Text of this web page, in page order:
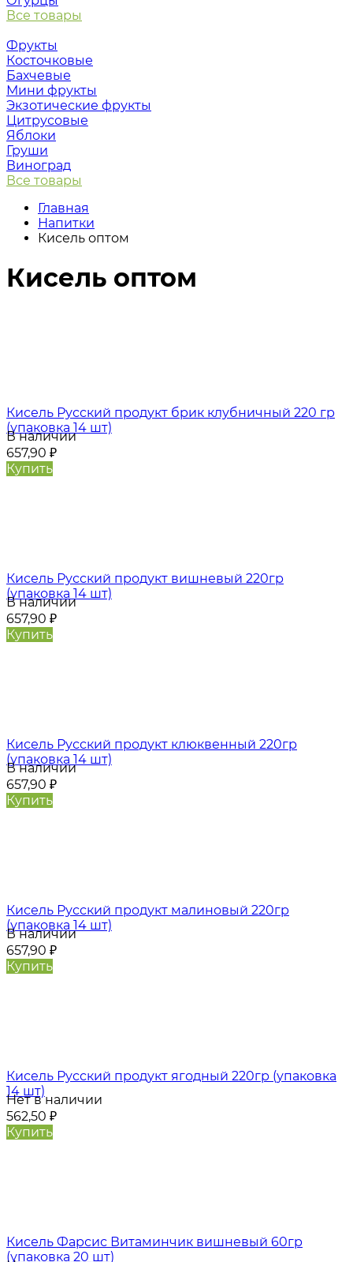
Все товары
Фрукты
Косточковые
Бахчевые
Мини фрукты
Экзотические фрукты
Цитрусовые
Яблоки
Груши
Виноград
Все товары
Главная
Напитки
Кисель оптом
Кисель оптом
Кисель Русский продукт брик клубничный 220 гр
(упаковка 14 шт)
В наличии
657,90 ₽
Купить
Кисель Русский продукт вишневый 220гр
(упаковка 14 шт)
В наличии
657,90 ₽
Купить
Кисель Русский продукт клюквенный 220гр
(упаковка 14 шт)
В наличии
657,90 ₽
Купить
Кисель Русский продукт малиновый 220гр
(упаковка 14 шт)
В наличии
657,90 ₽
Купить
Кисель Русский продукт ягодный 220гр (упаковка
14 шт)
Нет в наличии
562,50 ₽
Купить
Кисель Фарсис Витаминчик вишневый 60гр
(упаковка 20 шт)